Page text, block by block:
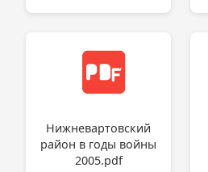
Нижневартовский
район в годы войны
2005.pdf